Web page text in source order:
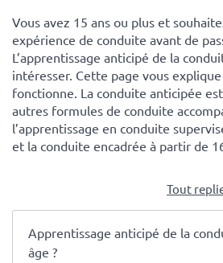
Vous avez 15 ans ou plus et
expérience de conduite avant de
L’apprentissage anticipé de la
intéresser. Cette page vous
fonctionne. La conduite anticipée
autres formules de conduite
l’apprentissage en conduite
et la conduite encadrée à partir de
Tout
Apprentissage anticipé de la
âge ?